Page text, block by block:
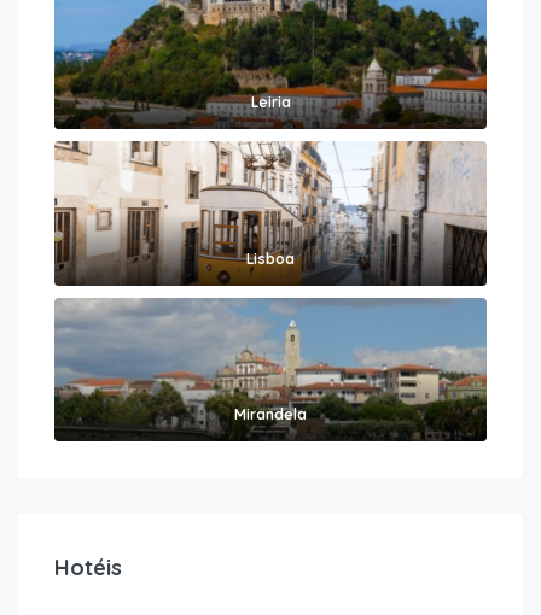
Leiria
Lisboa
Mirandela
Hotéis